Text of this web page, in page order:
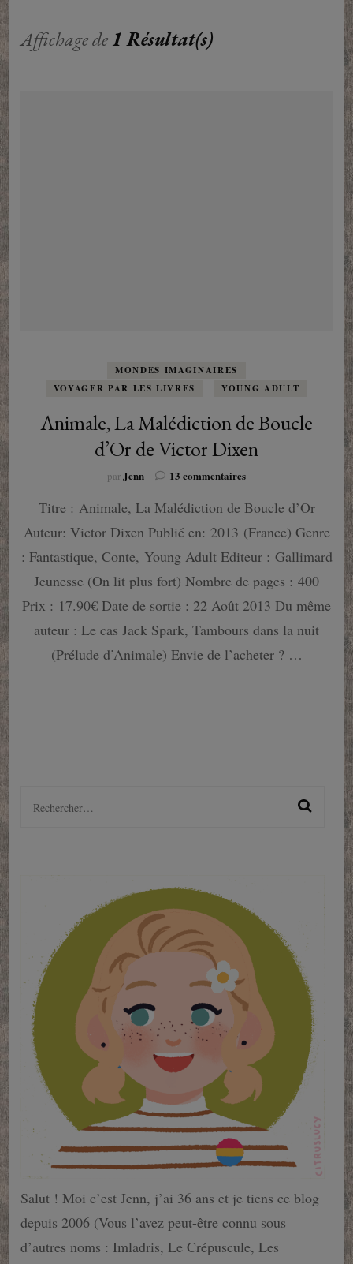
Affichage de1 Résultat(s)
MONDES IMAGINAIRES
VOYAGER PAR LES LIVRES
YOUNG ADULT
Animale, La Malédiction de Boucle
d’Or de Victor Dixen
par Jenn 13 commentairessur
La
de
Boucle
de
Victor
Titre : Animale, La Malédiction de Boucle d’Or
Auteur: Victor Dixen Publié en: 2013 (France) Genre
: Fantastique, Conte, Young Adult Editeur : Gallimard
Jeunesse (On lit plus fort) Nombre de pages : 400
Prix : 17.90€ Date de sortie : 22 Août 2013 Du même
auteur : Le cas Jack Spark, Tambours dans la nuit
(Prélude d’Animale) Envie de l’acheter ? …
Rechercher :
Salut ! Moi c’est Jenn, j’ai 36 ans et je tiens ce blog
depuis 2006 (Vous l’avez peut-être connu sous
d’autres noms : Imladris, Le Crépuscule, Les